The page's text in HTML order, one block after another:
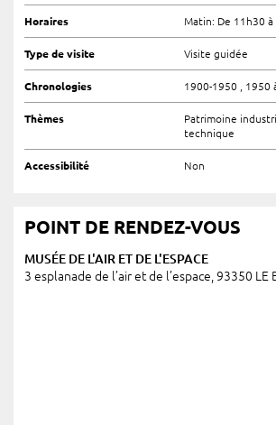
Horaires Matin: De 11h30 à
Type de visite Visite guidée
Chronologies 1900-1950 , 1950
Thèmes
Patrimoine
technique
Accessibilité Non
POINT DE RENDEZ-VOUS
MUSÉE DE L'AIR ET DE L'ESPACE
3 esplanade de l’air et de l’espace, 93350 LE